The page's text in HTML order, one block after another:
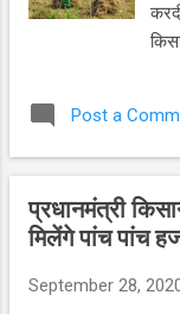
नाम
लाभ
Post a
प्रधानमंत्री
मिलेंगे पांच पांच
September 28,